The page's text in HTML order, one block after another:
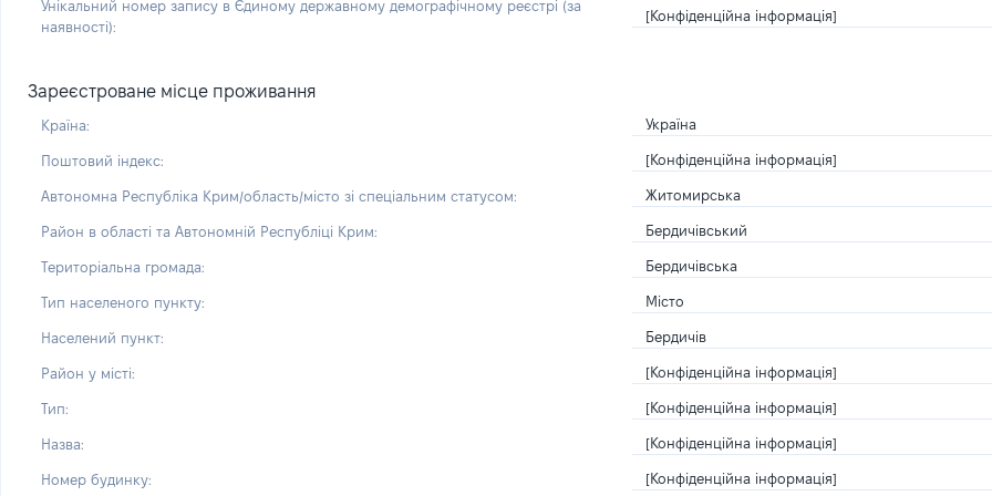
Унікальний номер запису в Єдиному державному демографічному реєстрі (за
наявності):
[Конфіденційна інформація]
Зареєстроване місце проживання
Країна: Україна
Поштовий індекс: [Конфіденційна інформація]
Автономна Республіка Крим/область/місто зі спеціальним статусом: Житомирська
Район в області та Автономній Республіці Крим: Бердичівський
Територіальна громада: Бердичівська
Тип населеного пункту: Місто
Населений пункт: Бердичів
Район у місті: [Конфіденційна інформація]
Тип: [Конфіденційна інформація]
Назва: [Конфіденційна інформація]
Номер будинку: [Конфіденційна інформація]